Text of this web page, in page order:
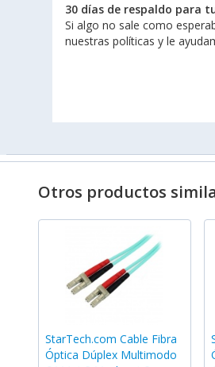
30 días de respaldo para
Si algo no sale como
nuestras políticas y le
Otros productos
StarTech.com Cable Fibra
Óptica Dúplex Multimodo